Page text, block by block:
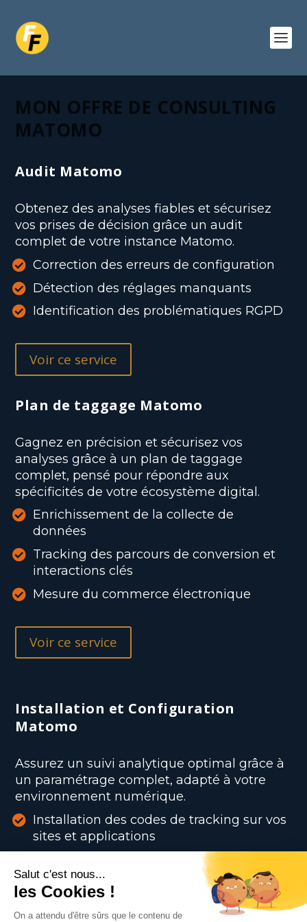
MON OFFRE DE CONSULTING
MATOMO
Audit Matomo
Obtenez des analyses fiables et sécurisez
vos prises de décision grâce un audit
complet de votre instance Matomo.
Correction des erreurs de configuration
Détection des réglages manquants
Identification des problématiques RGPD
Voir ce service
Plan de taggage Matomo
Gagnez en précision et sécurisez vos
analyses grâce à un plan de taggage
complet, pensé pour répondre aux
spécificités de votre écosystème digital.
Enrichissement de la collecte de
données
Tracking des parcours de conversion et
interactions clés
Mesure du commerce électronique
Voir ce service
Installation et Configuration
Matomo
Assurez un suivi analytique optimal grâce à
un paramétrage complet, adapté à votre
environnement numérique.
Installation des codes de tracking sur vos
sites et applications
Configuration Matomo et Matomo Tag
Manager
Gestion rigoureuse des consentements